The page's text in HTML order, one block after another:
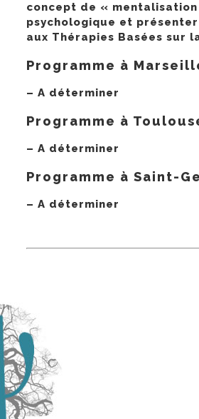
concept de «
psychologique et
aux Thérapies Basées sur
Programme à
– A déterminer
Programme à
– A déterminer
Programme à Saint-
– A déterminer